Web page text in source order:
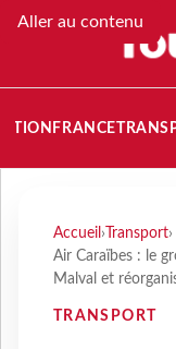
Aller au contenu
FRANCE
Accueil › Transport›
Air Caraïbes : le
Malval et
TRANSPORT